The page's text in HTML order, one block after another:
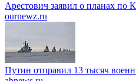
Арестович заявил о планах по
ournewz.ru
Путин отправил 13 тысяч